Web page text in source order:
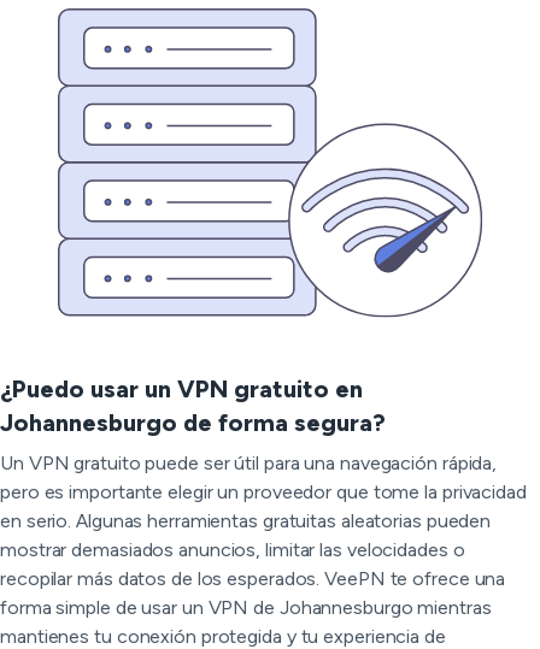
¿Puedo usar un VPN gratuito en
Johannesburgo de forma segura?
Un VPN gratuito puede ser útil para una navegación rápida,
pero es importante elegir un proveedor que tome la privacidad
en serio. Algunas herramientas gratuitas aleatorias pueden
mostrar demasiados anuncios, limitar las velocidades o
recopilar más datos de los esperados. VeePN te ofrece una
forma simple de usar un VPN de Johannesburgo mientras
mantienes tu conexión protegida y tu experiencia de